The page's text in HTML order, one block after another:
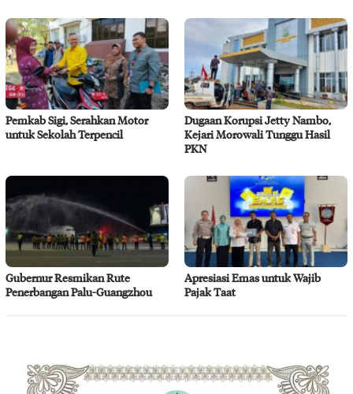
Pemkab Sigi, Serahkan Motor
untuk Sekolah Terpencil
Dugaan Korupsi Jetty Nambo,
Kejari Morowali Tunggu Hasil
PKN
Gubernur Resmikan Rute
Penerbangan Palu-Guangzhou
Apresiasi Emas untuk Wajib
Pajak Taat